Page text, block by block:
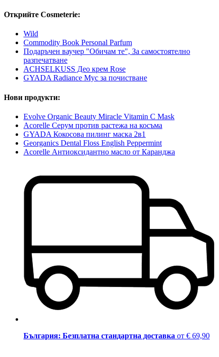
Открийте Cosmeterie:
Wild
Commodity Book Personal Parfum
Подаръчен ваучер "Обичам те", За самостоятелно
разпечатване
ACHSELKUSS Део крем Rose
GYADA Radiance Мус за почистване
Нови продукти:
Evolve Organic Beauty Miracle Vitamin C Mask
Acorelle Серум против растежа на косъма
GYADA Кокосова пилинг маска 2в1
Georganics Dental Floss English Peppermint
Acorelle Антиоксидантно масло от Каранджа
България: Безплатна стандартна доставка от € 69,90